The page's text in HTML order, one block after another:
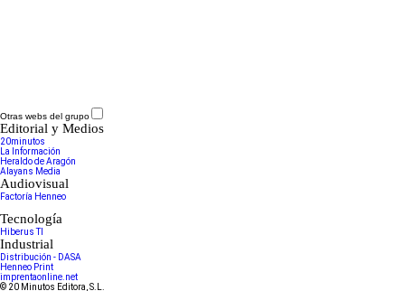
Otras webs del grupo
Editorial y Medios
20minutos
La Información
Heraldo de Aragón
Alayans Media
Audiovisual
Factoría Henneo
Tecnología
Hiberus TI
Industrial
Distribución - DASA
Henneo Print
imprentaonline.net
© 20 Minutos Editora, S.L.